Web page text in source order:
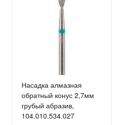
Насадка алмазная
обратный конус 2,7мм
грубый абразив,
104.010.534.027